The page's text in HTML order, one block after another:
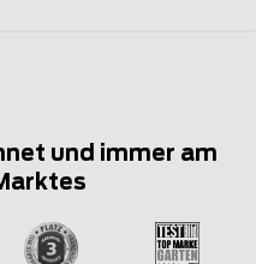
und immer am